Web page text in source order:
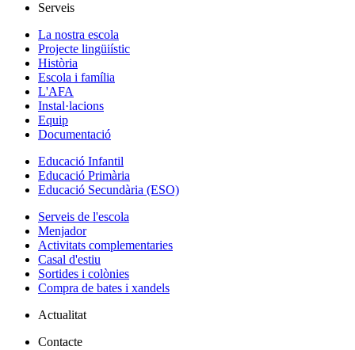
Serveis
La nostra escola
Projecte lingüiístic
Història
Escola i família
L'AFA
Instal·lacions
Equip
Documentació
Educació Infantil
Educació Primària
Educació Secundària (ESO)
Serveis de l'escola
Menjador
Activitats complementaries
Casal d'estiu
Sortides i colònies
Compra de bates i xandels
Actualitat
Contacte